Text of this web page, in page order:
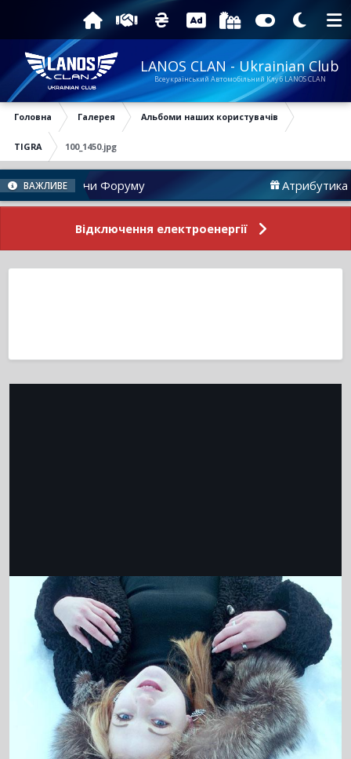
LANOS CLAN - Ukrainian Club
Всеукраїнський Автомобільний Клуб LANOS CLAN
Головна Галерея Альбоми наших користувачів
TIGRA 100_1450.jpg
ВАЖЛИВЕ
Новини Форуму Атрибутика
Відключення електроенергії